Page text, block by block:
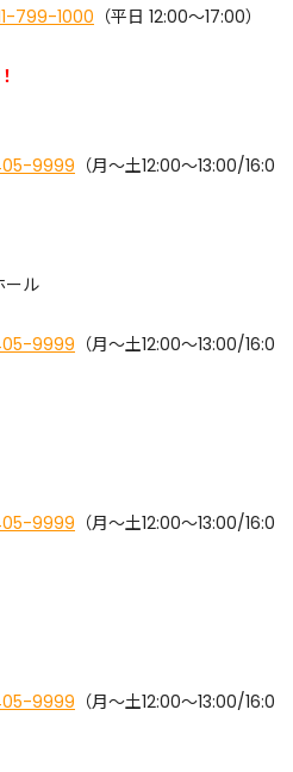
799-1000 （平日 12:00〜17:00）
9999 （月〜土12:00〜13:00/16:0
ール
9999 （月〜土12:00〜13:00/16:0
9999 （月〜土12:00〜13:00/16:0
9999 （月〜土12:00〜13:00/16:0